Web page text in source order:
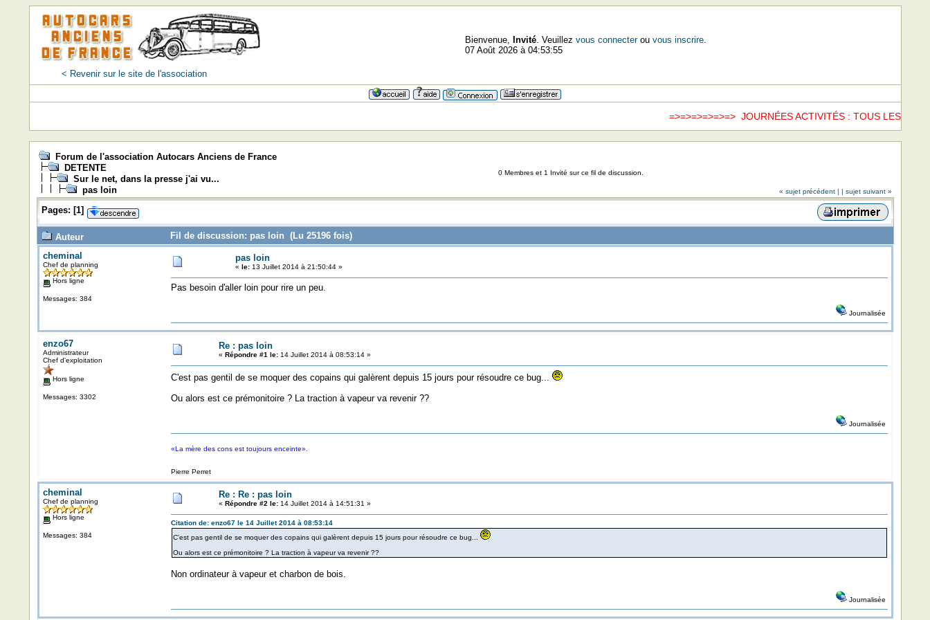
< Revenir sur le site de l'association
Bienvenue, Invité. Veuillez vous connecterou vous inscrire.
07 Août 2026 à 04:53:55
=>=>=>=>=>=> JOURNÉES ACTIVITÉS : TOUS LES
Forum de l'association Autocars Anciens de France
DETENTE
Sur le net, dans la presse j'ai vu...
pas loin
0 Membres et 1 Invité sur ce fil de discussion.
« sujet précédent | | sujet suivant »
Pages: [1]
Auteur
Fil de discussion: pas loin (Lu 25196 fois)
cheminal
Chef de planning
Hors ligne
Messages: 384
pas loin
« le:13 Juillet 2014 à 21:50:44 »
Pas besoin d'aller loin pour rire un peu.
Journalisée
enzo67
Administrateur
Chef d'exploitation
Hors ligne
Messages: 3302
Re : pas loin
« Répondre #1 le:14 Juillet 2014 à 08:53:14 »
C'est pas gentil de se moquer des copains qui galèrent depuis 15 jours pour résoudre ce bug...
Ou alors est ce prémonitoire ? La traction à vapeur va revenir ??
Journalisée
«La mère des cons est toujours enceinte».
Pierre Perret
cheminal
Chef de planning
Hors ligne
Messages: 384
Re : Re : pas loin
« Répondre #2 le:14 Juillet 2014 à 14:51:31 »
Citation de: enzo67 le 14 Juillet 2014 à 08:53:14
C'est pas gentil de se moquer des copains qui galèrent depuis 15 jours pour résoudre ce bug...
Ou alors est ce prémonitoire ? La traction à vapeur va revenir ??
Non ordinateur à vapeur et charbon de bois.
Journalisée